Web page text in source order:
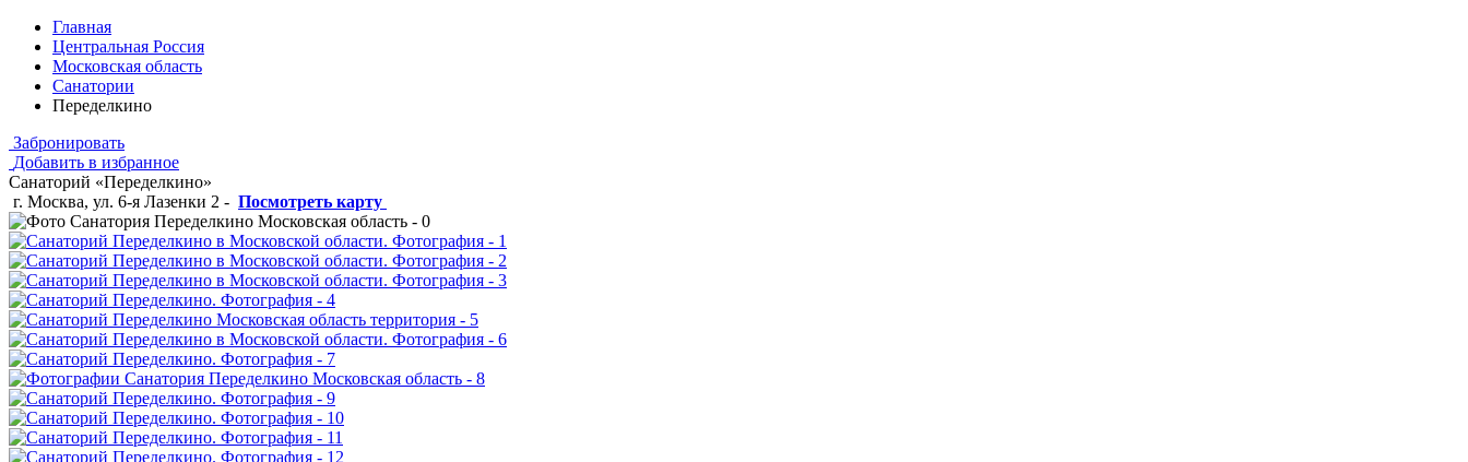
Главная
Центральная Россия
Московская область
Санатории
Переделкино
Забронировать
Добавить в избранное
Санаторий «Переделкино»
г. Москва, ул. 6-я Лазенки 2 - Посмотреть карту